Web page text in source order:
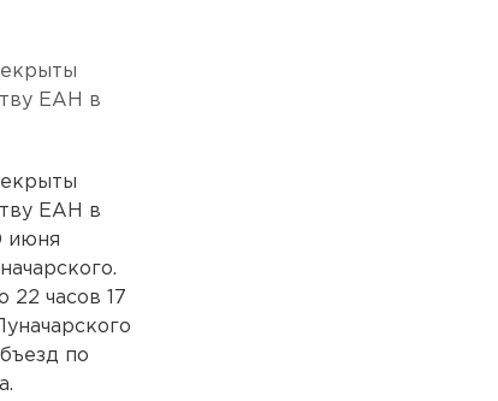
ЕАН в
ЕАН в
июня
22 часов 17
по